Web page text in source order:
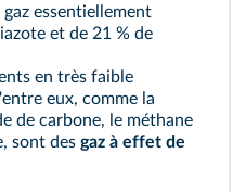
gaz essentiellement
et de 21 % de
en très faible
eux, comme la
de carbone, le méthane
sont des gaz à effet de